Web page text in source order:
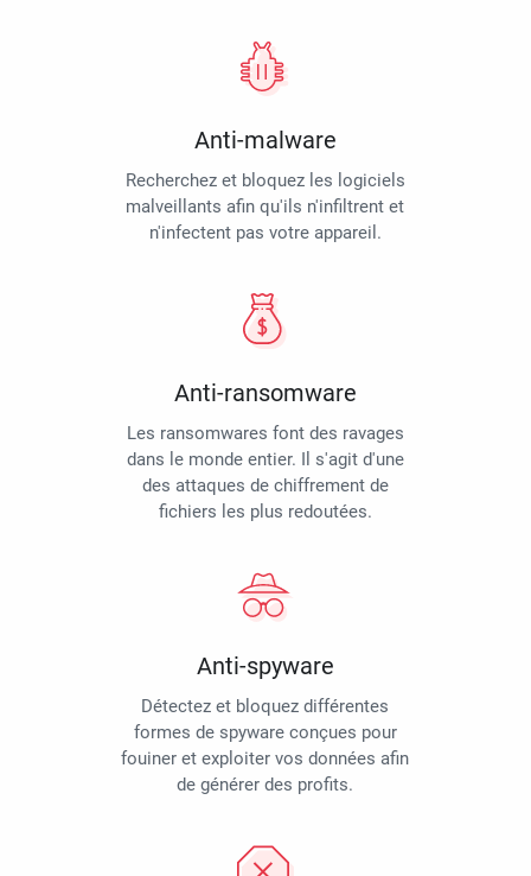
Anti-malware
Recherchez et bloquez les logiciels
malveillants afin qu'ils n'infiltrent et
n'infectent pas votre appareil.
Anti-ransomware
Les ransomwares font des ravages
dans le monde entier. Il s'agit d'une
des attaques de chiffrement de
fichiers les plus redoutées.
Anti-spyware
Détectez et bloquez différentes
formes de spyware conçues pour
fouiner et exploiter vos données afin
de générer des profits.